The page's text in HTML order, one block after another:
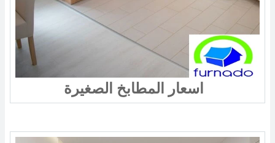
اسعار المطابخ الصغيرة